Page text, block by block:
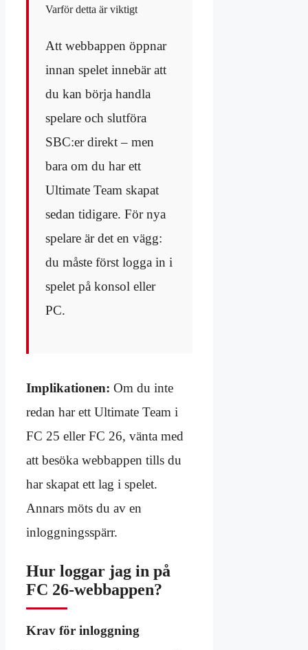
Varför detta är viktigt
Att webbappen öppnar
innan spelet innebär att
du kan börja handla
spelare och slutföra
SBC:er direkt – men
bara om du har ett
Ultimate Team skapat
sedan tidigare. För nya
spelare är det en vägg:
du måste först logga in i
spelet på konsol eller
PC.
Implikationen: Om du inte
redan har ett Ultimate Team i
FC 25 eller FC 26, vänta med
att besöka webbappen tills du
har skapat ett lag i spelet.
Annars möts du av en
inloggningsspärr.
Hur loggar jag in på
FC 26-webbappen?
Krav för inloggning